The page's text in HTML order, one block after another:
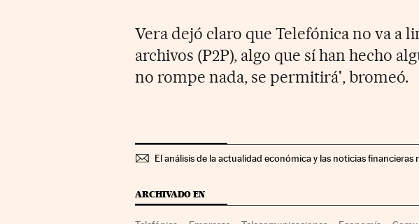
Vera dejó claro que Telefónica no va a
archivos (P2P), algo que sí han hecho
no rompe nada, se permitirá', bromeó.
El análisis de la actualidad económica y las noticias financieras
ARCHIVADO EN